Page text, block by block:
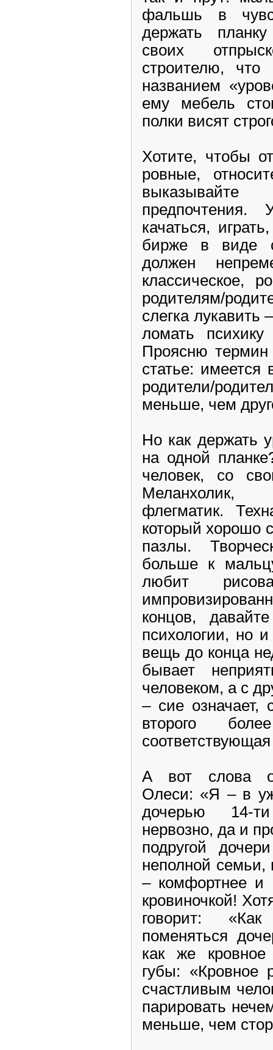
фальшь в
держать
своих
строителю, что
названием
ему мебель
полки висят
Хотите, чтобы
ровные,
качаться,
бирже в виде
должен
классическое,
родителям/
слегка лукавить
ломать
Проясню
статье: имеется
родители/
меньше, чем
Но как держать
на одной
человек, со
Меланхолик,
флегматик.
который хорошо
пазлы.
больше к
любит
концов,
психологии, но
вещь до конца
бывает
человеком, а с
– сие означает,
второго
А вот слова
Олеси: «Я – в
дочерью 14-
нервозно, да и
подругой
неполной семьи,
– комфортнее и
кровиночкой!
говорит:
поменяться
как же
губы: «Кровное
счастливым
парировать
меньше, чем